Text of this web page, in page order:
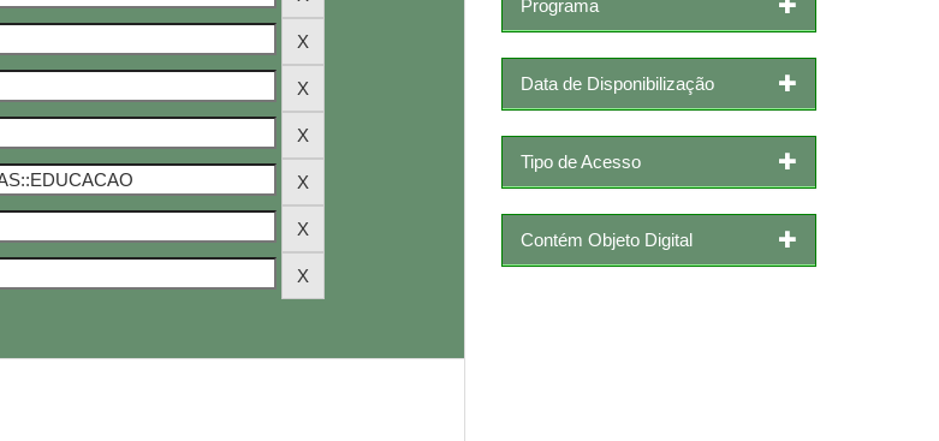
Programa
Data de Disponibilização
Tipo de Acesso
Contém Objeto Digital